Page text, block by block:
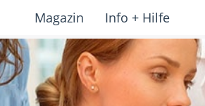
Magazin Info + Hilfe